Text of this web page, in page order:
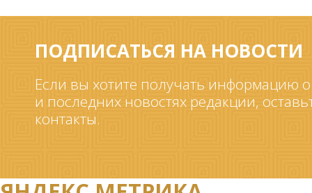
ПОДПИСАТЬСЯ НА НОВОСТИ
Если вы хотите получать информацию
и последних новостях редакции,
контакты.